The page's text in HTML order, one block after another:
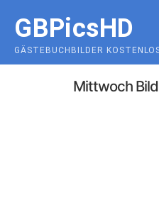
content
GBPicsHD
GÄSTEBUCHBILDER
Mittwoch